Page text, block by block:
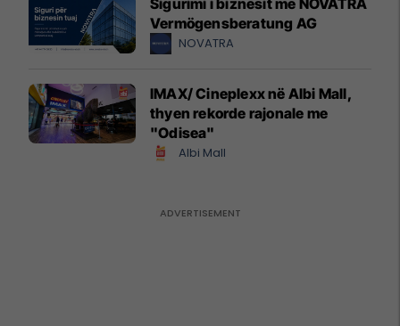
Vermögensberatung AG
NOVATRA
IMAX/ Cineplexx në Albi Mall,
thyen rekorde rajonale me
"Odisea"
Albi Mall